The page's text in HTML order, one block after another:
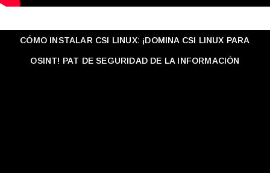
CÓMO INSTALAR CSI LINUX: ¡DOMINA CSI LINUX PARA
OSINT! PAT DE SEGURIDAD DE LA INFORMACIÓN